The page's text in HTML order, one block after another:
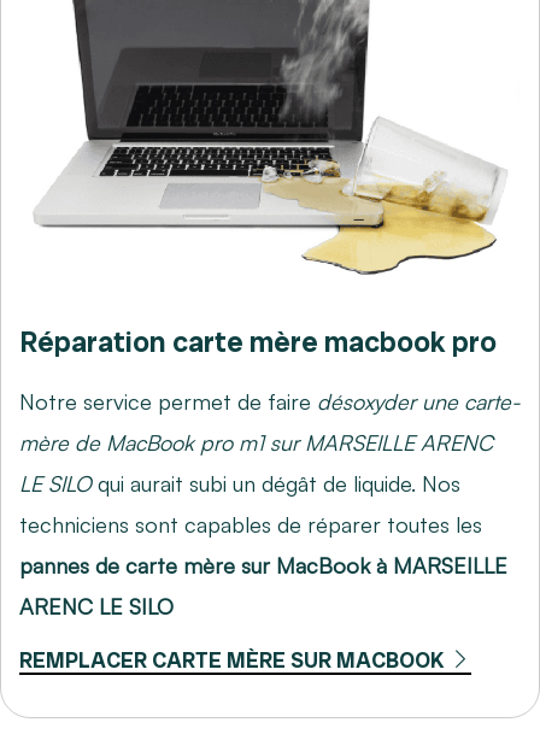
Réparation carte mère macbook pro
Notre service permet de faire désoxyder une carte-
mère de MacBook pro m1 sur MARSEILLE ARENC
LE SILOqui aurait subi un dégât de liquide. Nos
techniciens sont capables de réparer toutes les
pannes de carte mère sur MacBook à MARSEILLE
ARENC LE SILO
REMPLACER CARTE MÈRE SUR MACBOOK